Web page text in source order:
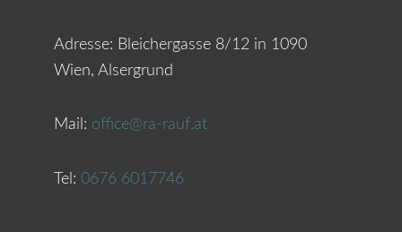
Adresse: Bleichergasse 8/12 in 1090
Wien, Alsergrund
Mail: office@ra-rauf.at
Tel: 0676 6017746